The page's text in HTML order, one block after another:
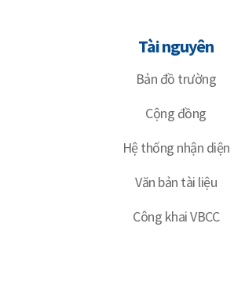
Tài nguyên
Bản đồ trường
Cộng đồng
Hệ thống nhận diện
Văn bản tài liệu
Công khai VBCC